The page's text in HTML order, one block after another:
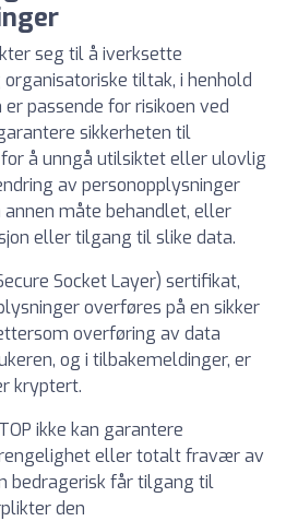
seg til å iverksette
tiltak, i henhold
passende for risikoen ved
sikkerheten til
å unngå utilsiktet eller ulovlig
av personopplysninger
måte behandlet, eller
eller tilgang til slike data.
Socket Layer) sertifikat,
overføres på en sikker
overføring av data
og i tilbakemeldinger, er
kryptert.
ikke kan garantere
eller totalt fravær av
bedragerisk får tilgang til
den